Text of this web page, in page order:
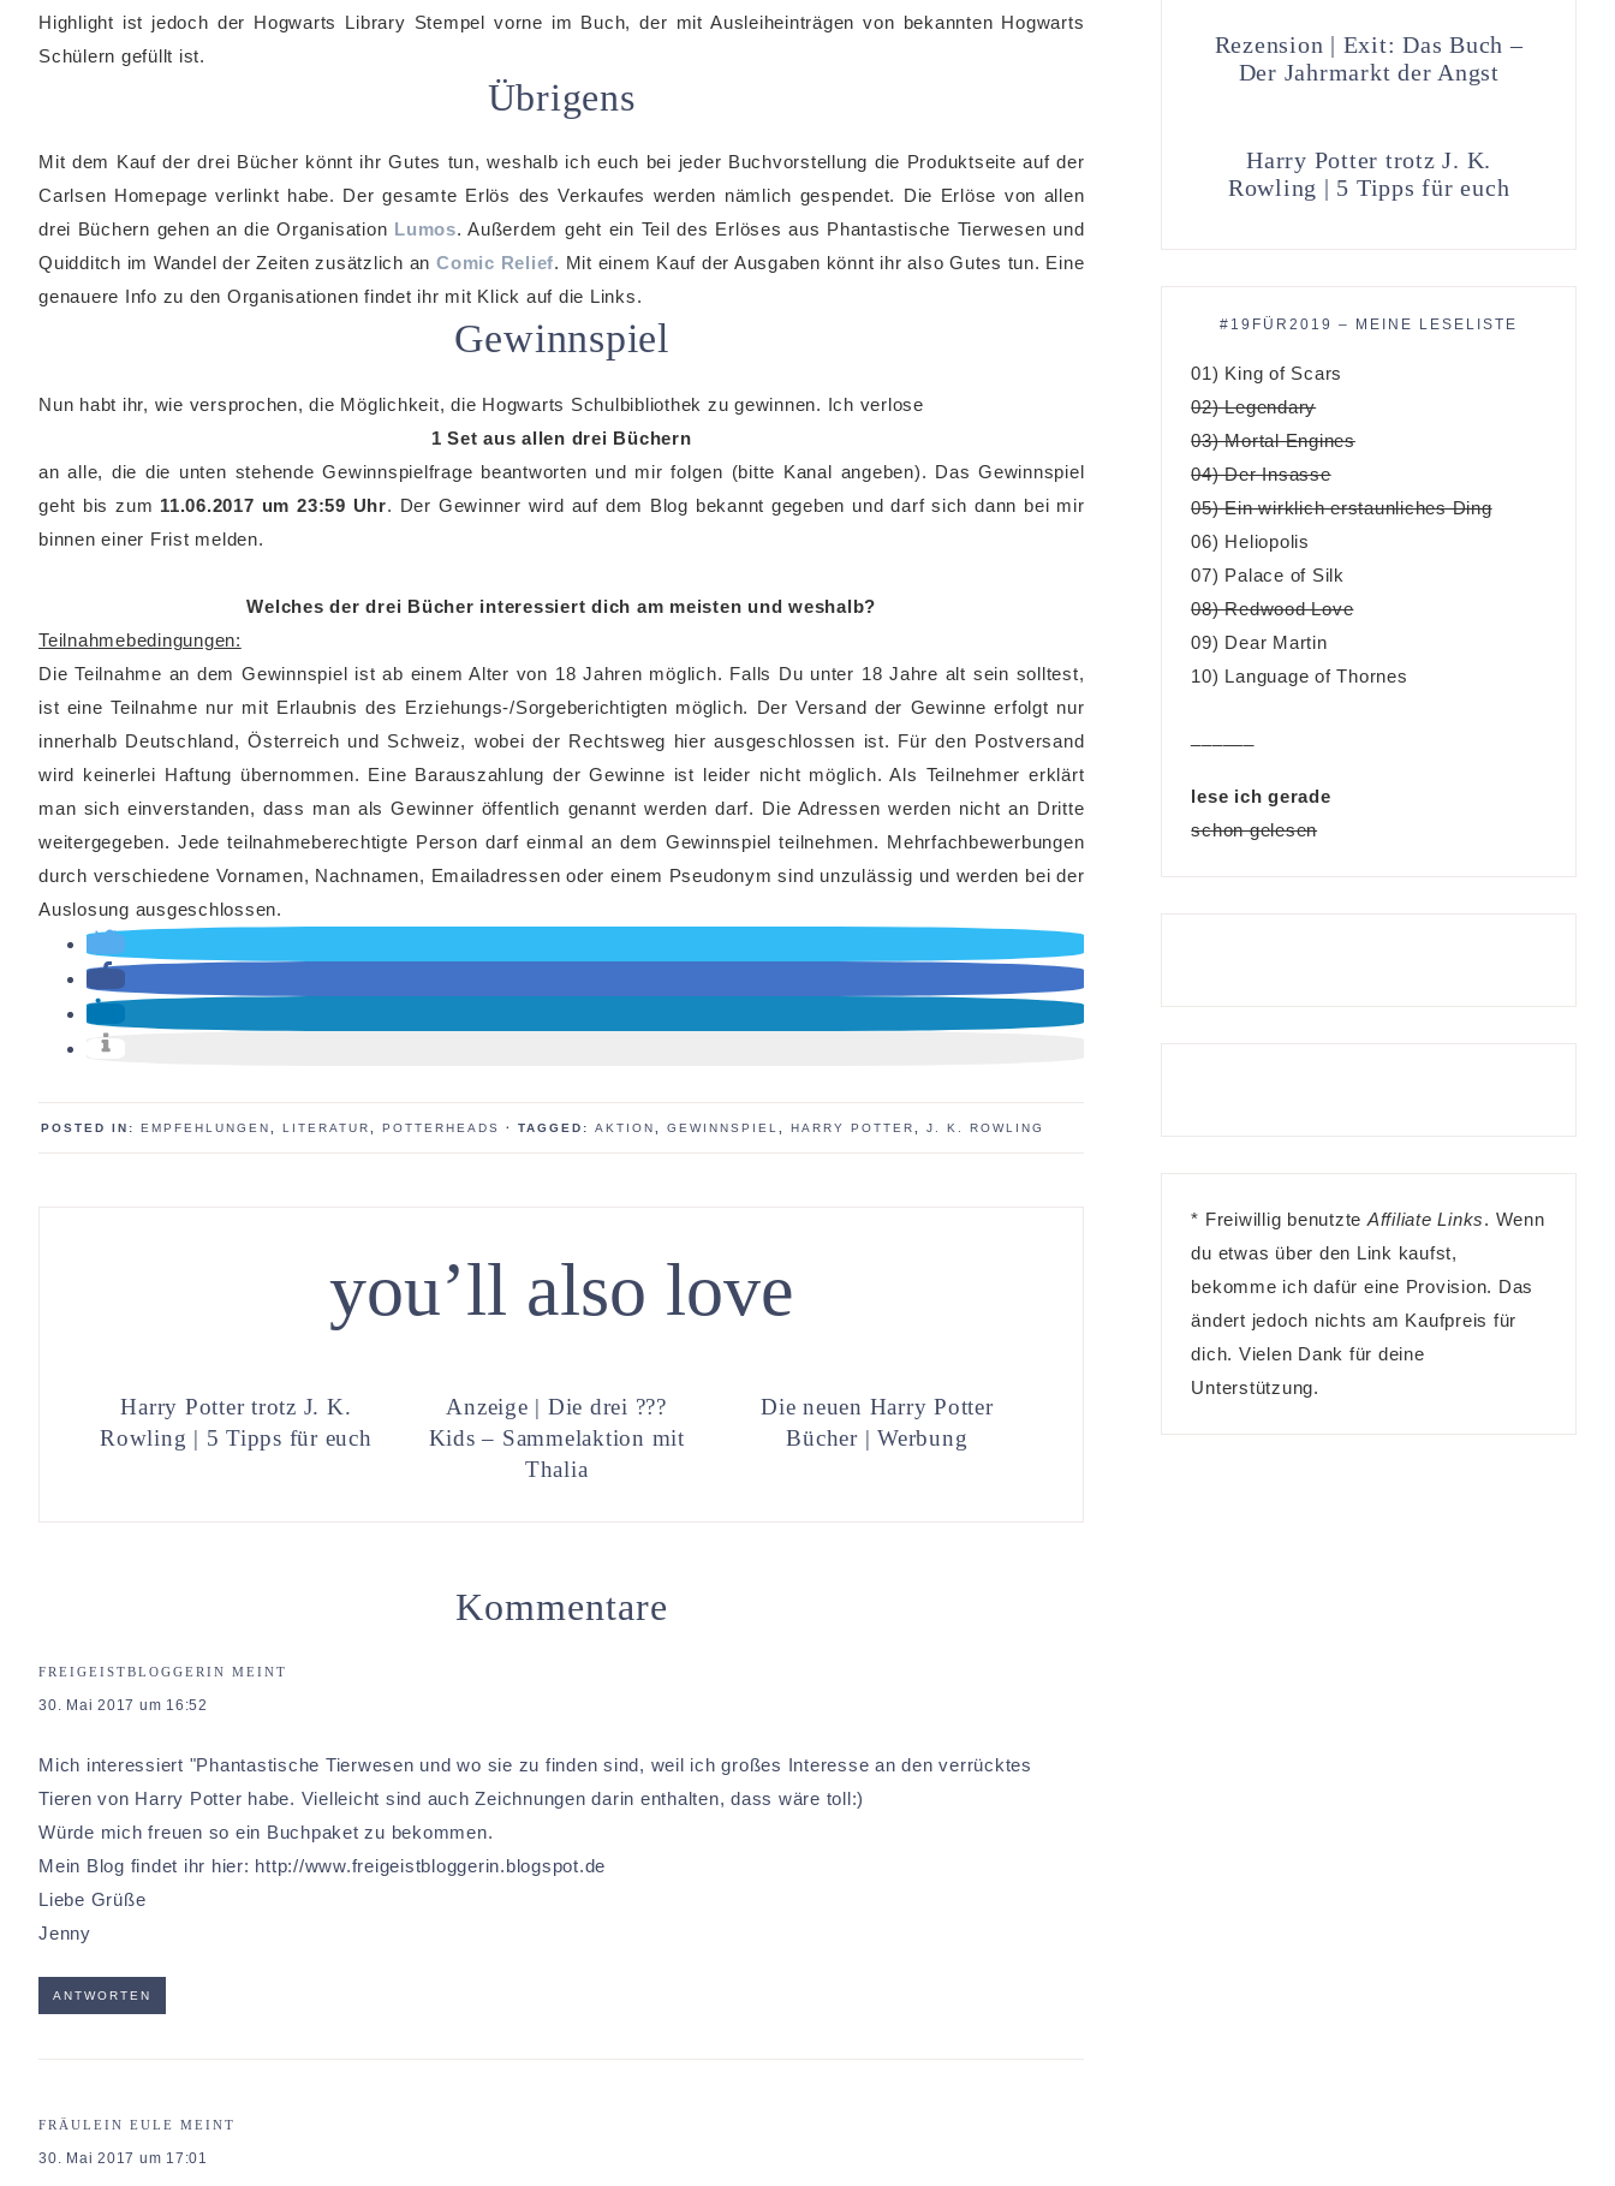
Highlight ist jedoch der Hogwarts Library Stempel vorne im Buch, der mit Ausleiheinträgen von bekannten Hogwarts
Schülern gefüllt ist.
Übrigens
Mit dem Kauf der drei Bücher könnt ihr Gutes tun, weshalb ich euch bei jeder Buchvorstellung die Produktseite auf der
Carlsen Homepage verlinkt habe. Der gesamte Erlös des Verkaufes werden nämlich gespendet. Die Erlöse von allen
drei Büchern gehen an die Organisation Lumos. Außerdem geht ein Teil des Erlöses aus Phantastische Tierwesen und
Quidditch im Wandel der Zeiten zusätzlich an Comic Relief. Mit einem Kauf der Ausgaben könnt ihr also Gutes tun. Eine
genauere Info zu den Organisationen findet ihr mit Klick auf die Links.
Gewinnspiel
Nun habt ihr, wie versprochen, die Möglichkeit, die Hogwarts Schulbibliothek zu gewinnen. Ich verlose
1 Set aus allen drei Büchern
an alle, die die unten stehende Gewinnspielfrage beantworten und mir folgen (bitte Kanal angeben). Das Gewinnspiel
geht bis zum 11.06.2017 um 23:59 Uhr. Der Gewinner wird auf dem Blog bekannt gegeben und darf sich dann bei mir
binnen einer Frist melden.
Welches der drei Bücher interessiert dich am meisten und weshalb?
Teilnahmebedingungen:
Die Teilnahme an dem Gewinnspiel ist ab einem Alter von 18 Jahren möglich. Falls Du unter 18 Jahre alt sein solltest,
ist eine Teilnahme nur mit Erlaubnis des Erziehungs-/Sorgeberichtigten möglich. Der Versand der Gewinne erfolgt nur
innerhalb Deutschland, Österreich und Schweiz, wobei der Rechtsweg hier ausgeschlossen ist. Für den Postversand
wird keinerlei Haftung übernommen. Eine Barauszahlung der Gewinne ist leider nicht möglich. Als Teilnehmer erklärt
man sich einverstanden, dass man als Gewinner öffentlich genannt werden darf. Die Adressen werden nicht an Dritte
weitergegeben. Jede teilnahmeberechtigte Person darf einmal an dem Gewinnspiel teilnehmen. Mehrfachbewerbungen
durch verschiedene Vornamen, Nachnamen, Emailadressen oder einem Pseudonym sind unzulässig und werden bei der
Auslosung ausgeschlossen.
POSTED IN: EMPFEHLUNGEN LITERATUR POTTERHEADS · TAGGED: AKTION GEWINNSPIEL HARRY POTTER J. K. ROWLING
you’ll also love
Harry Potter trotz J. K.
Rowling | 5 Tipps für euch
Anzeige | Die drei ???
Kids – Sammelaktion mit
Thalia
Die neuen Harry Potter
Bücher | Werbung
Kommentare
FREIGEISTBLOGGERIN MEINT
30. Mai 2017 um 16:52
Mich interessiert "Phantastische Tierwesen und wo sie zu finden sind, weil ich großes Interesse an den verrücktes
Tieren von Harry Potter habe. Vielleicht sind auch Zeichnungen darin enthalten, dass wäre toll:)
Würde mich freuen so ein Buchpaket zu bekommen.
Mein Blog findet ihr hier: http://www.freigeistbloggerin.blogspot.de
Liebe Grüße
Jenny
ANTWORTEN
FRÄULEIN EULE MEINT
30. Mai 2017 um 17:01
Rezension | Exit: Das Buch –
Der Jahrmarkt der Angst
Harry Potter trotz J. K.
Rowling | 5 Tipps für euch
#19FÜR2019 – MEINE LESELISTE
01) King of Scars
02) Legendary
03) Mortal Engines
04) Der Insasse
05) Ein wirklich erstaunliches Ding
06) Heliopolis
07) Palace of Silk
08) Redwood Love
09) Dear Martin
10) Language of Thornes
lese ich gerade
schon gelesen
* Freiwillig benutzte Affiliate Links. Wenn
du etwas über den Link kaufst,
bekomme ich dafür eine Provision. Das
ändert jedoch nichts am Kaufpreis für
dich. Vielen Dank für deine
Unterstützung.